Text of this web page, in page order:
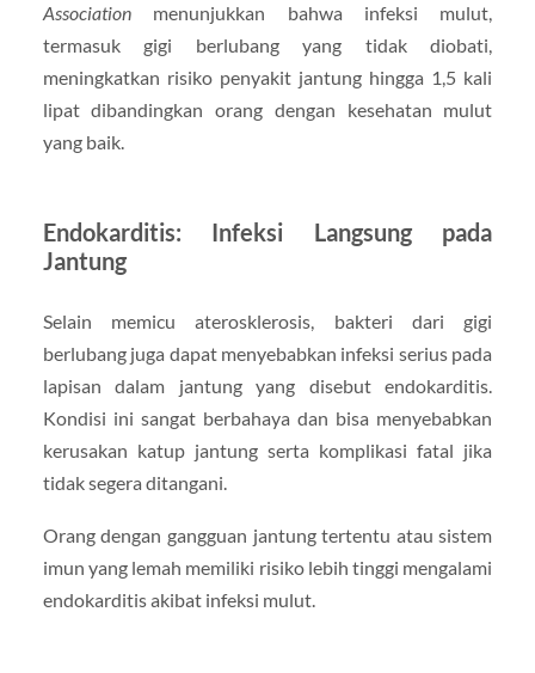
Associationmenunjukkan bahwa infeksi mulut,
termasuk gigi berlubang yang tidak diobati,
meningkatkan risiko penyakit jantung hingga 1,5 kali
lipat dibandingkan orang dengan kesehatan mulut
yang baik.
Endokarditis: Infeksi Langsung pada
Jantung
Selain memicu aterosklerosis, bakteri dari gigi
berlubang juga dapat menyebabkan infeksi serius pada
lapisan dalam jantung yang disebut endokarditis.
Kondisi ini sangat berbahaya dan bisa menyebabkan
kerusakan katup jantung serta komplikasi fatal jika
tidak segera ditangani.
Orang dengan gangguan jantung tertentu atau sistem
imun yang lemah memiliki risiko lebih tinggi mengalami
endokarditis akibat infeksi mulut.